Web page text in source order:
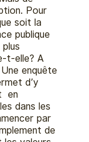
Pour
soit la
publique
t-elle? A
enquête
d’y
en
dans les
par
de